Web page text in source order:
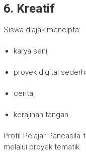
6. Kreatif
Siswa diajak mencipta:
karya seni,
proyek digital
cerita,
kerajinan tangan.
Profil Pelajar Pancasila
melalui proyek tematik.